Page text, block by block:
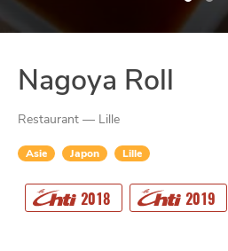
Nagoya Roll
Restaurant — Lille
Asie Japon Lille
2018 2019
CHTITE
CANAILLE